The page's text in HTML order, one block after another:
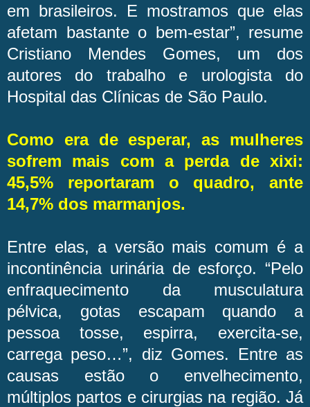
em brasileiros. E mostramos que elas
afetam bastante o bem-estar”, resume
Cristiano Mendes Gomes, um dos
autores do trabalho e urologista do
Hospital das Clínicas de São Paulo.
Como era de esperar, as mulheres
sofrem mais com a perda de xixi:
45,5% reportaram o quadro, ante
14,7% dos marmanjos.
Entre elas, a versão mais comum é a
incontinência urinária de esforço. “Pelo
enfraquecimento da musculatura
pélvica, gotas escapam quando a
pessoa tosse, espirra, exercita-se,
carrega peso…”, diz Gomes. Entre as
causas estão o envelhecimento,
múltiplos partos e cirurgias na região. Já